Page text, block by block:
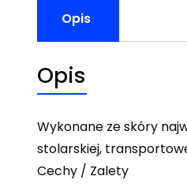
Opis
Opis
Wykonane ze skóry
stolarskiej,
Cechy / Zalety